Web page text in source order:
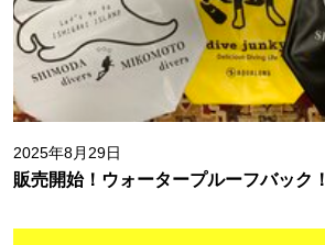
2025年8月29日
販売開始！ウォータープルーフバック！